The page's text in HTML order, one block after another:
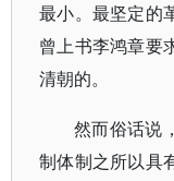
最小。最坚定的
曾上书李鸿章要
清朝的。
然而俗话说
制体制之所以具